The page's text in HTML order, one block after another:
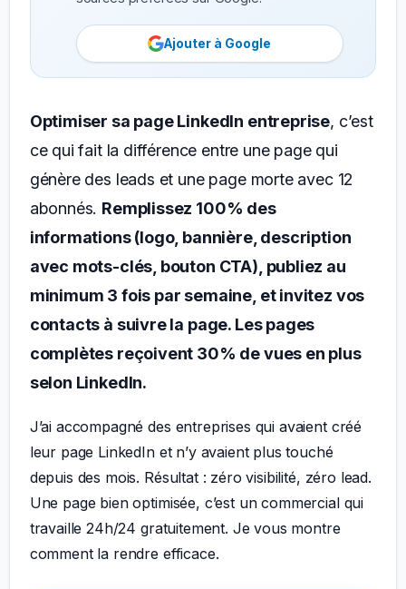
Ajouter à Google
Optimiser sa page LinkedIn entreprise, c’est
ce qui fait la différence entre une page qui
génère des leads et une page morte avec 12
abonnés. Remplissez 100% des
informations (logo, bannière, description
avec mots-clés, bouton CTA), publiez au
minimum 3 fois par semaine, et invitez vos
contacts à suivre la page. Les pages
complètes reçoivent 30% de vues en plus
selon LinkedIn.
J’ai accompagné des entreprises qui avaient créé
leur page LinkedIn et n’y avaient plus touché
depuis des mois. Résultat : zéro visibilité, zéro lead.
Une page bien optimisée, c’est un commercial qui
travaille 24h/24 gratuitement. Je vous montre
comment la rendre efficace.